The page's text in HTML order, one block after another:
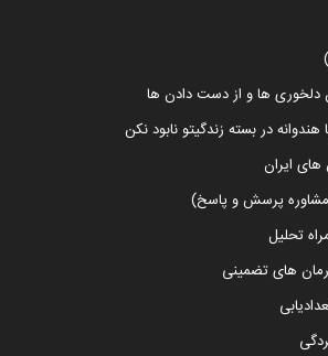
دلخوری ها و از دست دادن ها
در بسته زندگیتو نابود نکن
های ایران
مشاوره پرسش و پاسخ)
تحلیل
های تضمینی